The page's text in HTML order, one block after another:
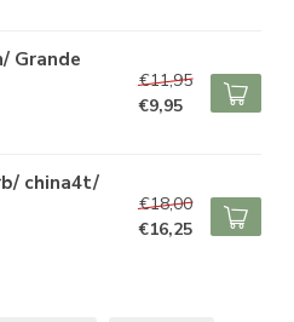
Grande
€11,95
€9,95
china4t/
€18,00
€16,25